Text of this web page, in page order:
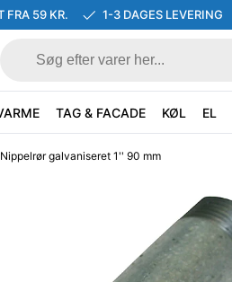
FRA 59 KR. 1-3 DAGES LEVERING
TAG & FACADE KØL EL
Nippelrør galvaniseret 1'' 90 mm